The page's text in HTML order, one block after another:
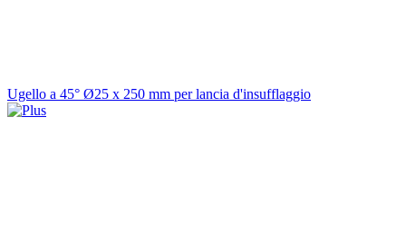
Ugello a 45° Ø25 x 250 mm per lancia d'insufflaggio